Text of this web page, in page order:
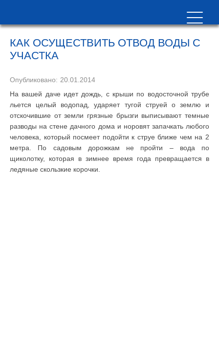
КАК ОСУЩЕСТВИТЬ ОТВОД ВОДЫ С
УЧАСТКА
Опубликовано: 20.01.2014
На вашей даче идет дождь, с крыши по водосточной трубе
льется целый водопад, ударяет тугой струей о землю и
отскочившие от земли грязные брызги выписывают темные
разводы на стене дачного дома и норовят запачкать любого
человека, который посмеет подойти к струе ближе чем на 2
метра. По садовым дорожкам не пройти – вода по
щиколотку, которая в зимнее время года превращается в
ледяные скользкие корочки.